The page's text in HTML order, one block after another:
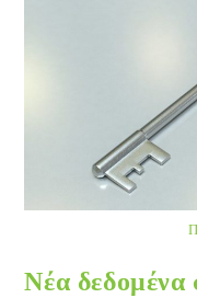
Νέα δεδομένα